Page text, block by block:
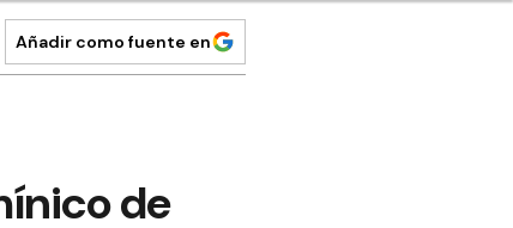
Añadir como fuente en
de